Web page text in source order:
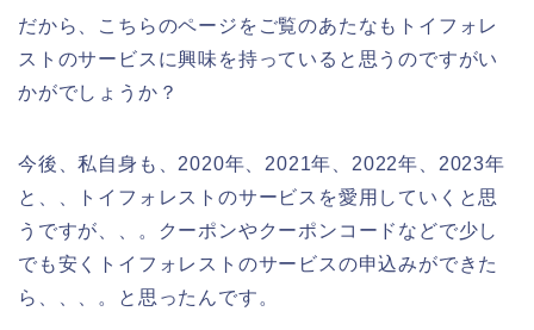
だから、こちらのページをご覧のあたなもトイフォレ
ストのサービスに興味を持っていると思うのですがい
かがでしょうか？
今後、私自身も、2020年、2021年、2022年、2023年
と、、トイフォレストのサービスを愛用していくと思
うですが、、。クーポンやクーポンコードなどで少し
でも安くトイフォレストのサービスの申込みができた
ら、、、。と思ったんです。